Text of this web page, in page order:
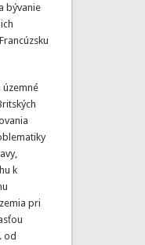
bývanie
územné
k
pri
od